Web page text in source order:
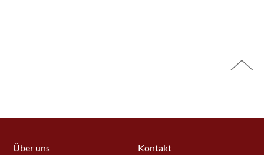
Über uns Kontakt